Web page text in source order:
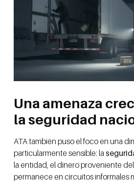
Una amenaza
la seguridad
ATA también puso el foco en una
particularmente sensible: la
la entidad, el dinero proveniente
permanece en circuitos informales